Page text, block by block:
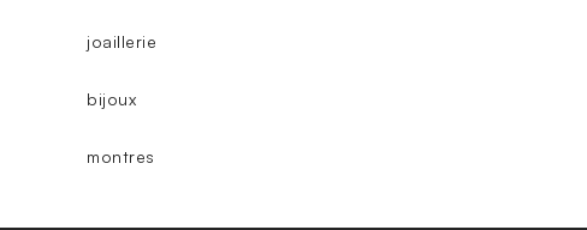
joaillerie
bijoux
montres